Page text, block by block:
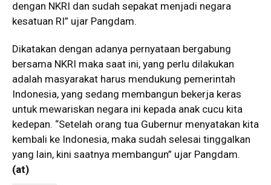
dengan NKRI dan sudah sepakat menjadi negara
kesatuan RI” ujar Pangdam.
Dikatakan dengan adanya pernyataan bergabung
bersama NKRI maka saat ini, yang perlu dilakukan
adalah masyarakat harus mendukung pemerintah
Indonesia, yang sedang membangun bekerja keras
untuk mewariskan negara ini kepada anak cucu kita
kedepan. “Setelah orang tua Gubernur menyatakan kita
kembali ke Indonesia, maka sudah selesai tinggalkan
yang lain, kini saatnya membangun” ujar Pangdam.
(at)